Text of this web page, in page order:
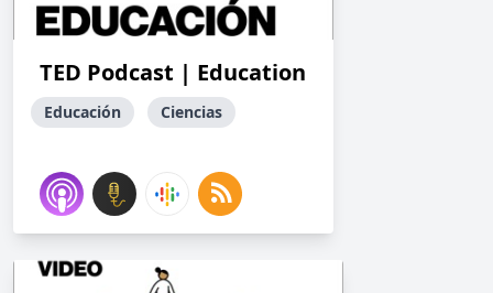
TED Podcast | Education
Educación Ciencias